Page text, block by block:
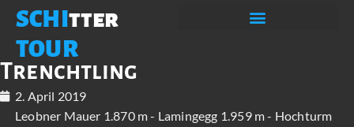
SCHItter
TOUR
Trenchtling
2. April 2019
Leobner Mauer 1.870 m - Lamingegg 1.959 m - Hochturm